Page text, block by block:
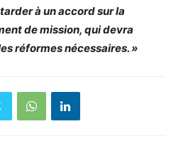
à un accord sur la
de mission, qui devra
réformes nécessaires. »